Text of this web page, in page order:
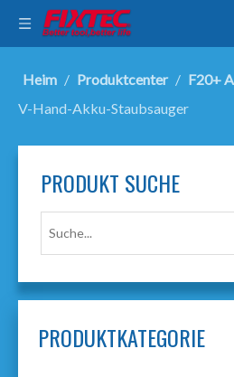
Heim / Produktcenter / F20+
V-Hand-Akku-Staubsauger
PRODUKT SUCHE
PRODUKTKATEGORIE